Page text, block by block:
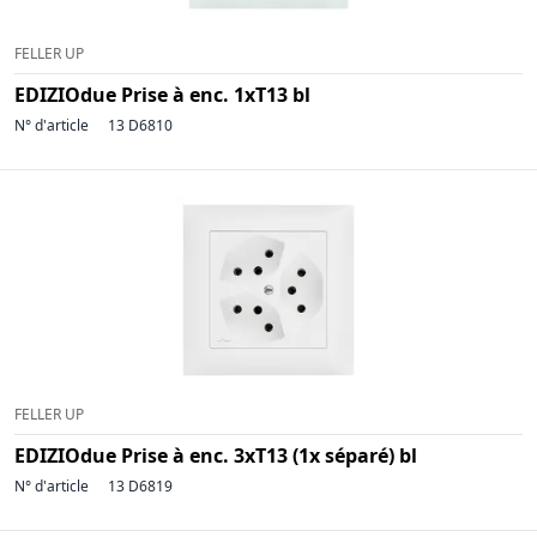
FELLER UP
EDIZIOdue Prise à enc. 1xT13 bl
N° d'article 13 D6810
FELLER UP
EDIZIOdue Prise à enc. 3xT13 (1x séparé) bl
N° d'article 13 D6819